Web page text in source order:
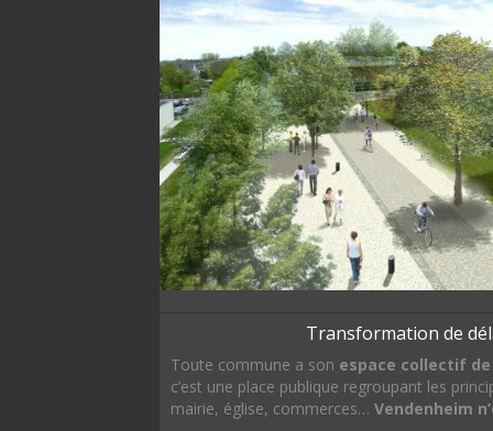
Transformation de
Toute commune a son espace collectif
c’est une place publique regroupant les
mairie, église, commerces… Vendenheim